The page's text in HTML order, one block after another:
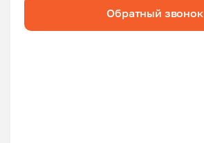
Обратный звонок